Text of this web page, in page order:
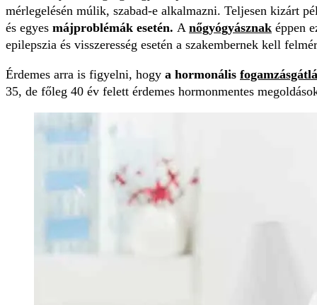
mérlegelésén múlik, szabad-e alkalmazni. Teljesen kizárt
és egyes májproblémák esetén. A nőgyógyásznak éppen
epilepszia és visszeresség esetén a szakembernek kell
Érdemes arra is figyelni, hogy a hormonális
35, de főleg 40 év felett érdemes hormonmentes